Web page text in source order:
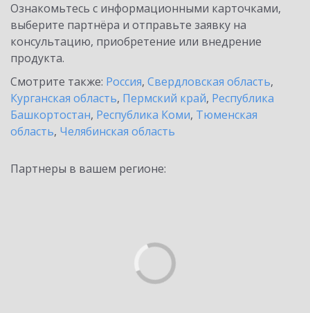
Ознакомьтесь с информационными карточками,
выберите партнёра и отправьте заявку на
консультацию, приобретение или внедрение
продукта.
Смотрите также: Россия, Свердловская область,
Курганская область, Пермский край, Республика
Башкортостан, Республика Коми, Тюменская
область, Челябинская область
Партнеры в вашем регионе: